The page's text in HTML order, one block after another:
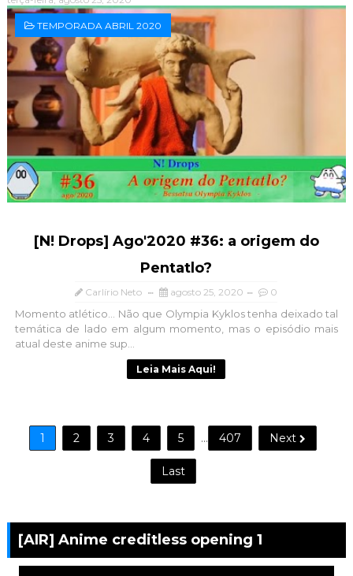
TEMPORADA ABRIL 2020
[N! Drops] Ago'2020 #36: a origem do
Pentatlo?
Carlírio Neto agosto 25, 2020 0
Momento atlético... Não que Olympia Kyklos tenha deixado tal
temática de lado em algum momento, mas o episódio mais
atual deste anime sup...
Leia Mais Aqui!
1 2 3 4 5 ... 407 Next
Last
[AIR] Anime creditless opening 1